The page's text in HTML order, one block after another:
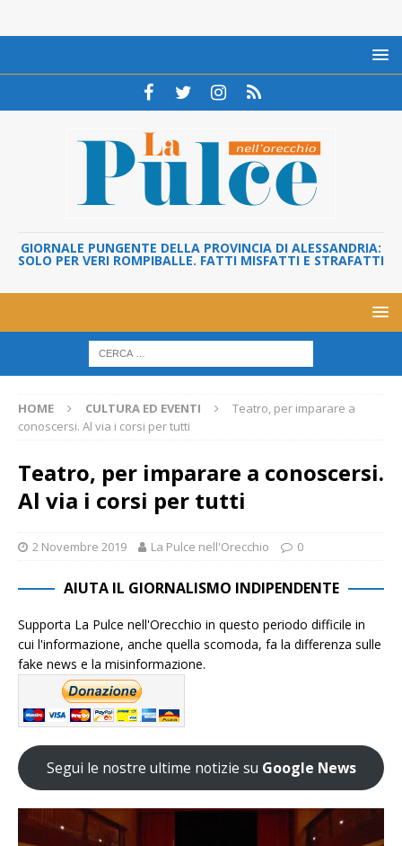
GIORNALE PUNGENTE DELLA PROVINCIA DI ALESSANDRIA:
SOLO PER VERI ROMPIBALLE. FATTI MISFATTI E STRAFATTI
HOME CULTURA ED EVENTI
Teatro, per imparare a
conoscersi. Al via i corsi per tutti
Teatro, per imparare a conoscersi.
Al via i corsi per tutti
2 Novembre 2019 La Pulce nell'Orecchio 0
AIUTA IL GIORNALISMO INDIPENDENTE
Supporta La Pulce nell'Orecchio in questo periodo difficile in
cui l'informazione, anche quella scomoda, fa la differenza sulle
fake news e la misinformazione.
Segui le nostre ultime notizie su Google News